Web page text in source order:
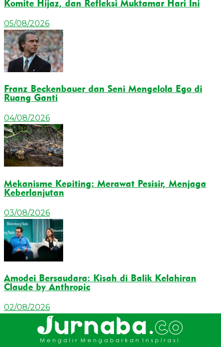
Komite Hijaz, dan Refleksi Muktamar Hari Ini
05/08/2026
Franz Beckenbauer dan Seni Mengelola Ego di
Ruang Ganti
04/08/2026
Mekanisme Kepiting: Merawat Pesisir, Menjaga
Keberlanjutan
03/08/2026
Amodei Bersaudara: Kisah di Balik Kelahiran
Claude by Anthropic
02/08/2026